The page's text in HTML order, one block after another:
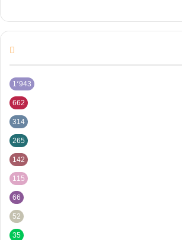
1٬943
662
314
265
142
115
66
52
35